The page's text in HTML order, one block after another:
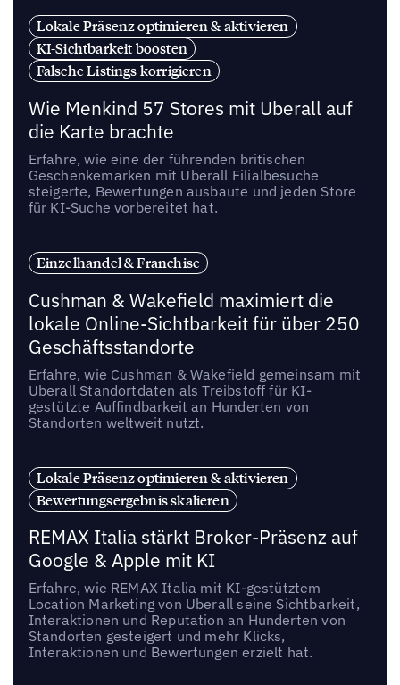
Lokale Präsenz optimieren & aktivieren
KI-Sichtbarkeit boosten
Falsche Listings korrigieren
Wie Menkind 57 Stores mit Uberall auf
die Karte brachte
Erfahre, wie eine der führenden britischen
Geschenkemarken mit Uberall Filialbesuche
steigerte, Bewertungen ausbaute und jeden Store
für KI-Suche vorbereitet hat.
Einzelhandel & Franchise
Cushman & Wakefield maximiert die
lokale Online-Sichtbarkeit für über 250
Geschäftsstandorte
Erfahre, wie Cushman & Wakefield gemeinsam mit
Uberall Standortdaten als Treibstoff für KI-
gestützte Auffindbarkeit an Hunderten von
Standorten weltweit nutzt.
Lokale Präsenz optimieren & aktivieren
Bewertungsergebnis skalieren
REMAX Italia stärkt Broker-Präsenz auf
Google & Apple mit KI
Erfahre, wie REMAX Italia mit KI-gestütztem
Location Marketing von Uberall seine Sichtbarkeit,
Interaktionen und Reputation an Hunderten von
Standorten gesteigert und mehr Klicks,
Interaktionen und Bewertungen erzielt hat.